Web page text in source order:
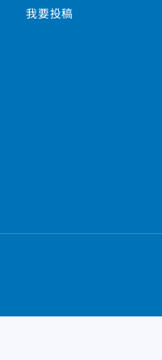
我要投稿